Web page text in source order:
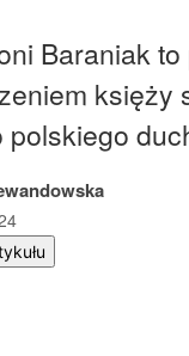
Baraniak
księży
polskiego